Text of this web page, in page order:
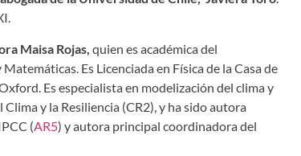
Maisa Rojas, quien es académica del
Es Licenciada en Física de la Casa de
Es especialista en modelización del clima y
y la Resiliencia (CR2), y ha sido autora
(AR5) y autora principal coordinadora del